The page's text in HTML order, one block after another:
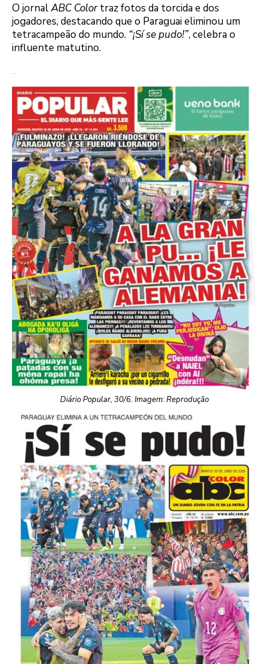
O jornalABC Colortraz fotos da torcida e dos
jogadores, destacando que o Paraguai eliminou um
tetracampeão do mundo. “¡Sí se pudo!”, celebra o
influente matutino.
Diário Popular, 30/6. Imagem: Reprodução